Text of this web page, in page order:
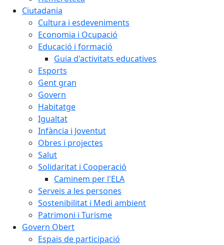
Ciutadania
Cultura i esdeveniments
Economia i Ocupació
Educació i formació
Guia d'activitats educatives
Esports
Gent gran
Govern
Habitatge
Igualtat
Infància i Joventut
Obres i projectes
Salut
Solidaritat i Cooperació
Caminem per l'ELA
Serveis a les persones
Sostenibilitat i Medi ambient
Patrimoni i Turisme
Govern Obert
Espais de participació